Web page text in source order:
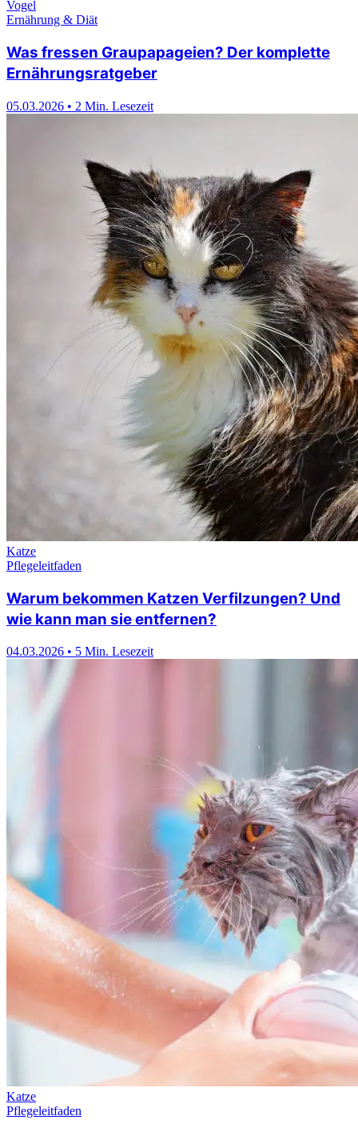
Vogel
Ernährung & Diät
Was fressen Graupapageien? Der komplette
Ernährungsratgeber
05.03.2026 • 2 Min. Lesezeit
Katze
Pflegeleitfaden
Warum bekommen Katzen Verfilzungen? Und
wie kann man sie entfernen?
04.03.2026 • 5 Min. Lesezeit
Katze
Pflegeleitfaden